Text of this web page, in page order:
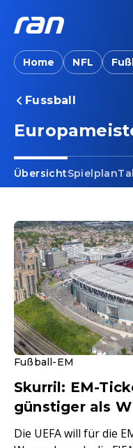
Home NFL
Fussball
ÜbersichtSpielplan
Fußball-EM
Skurril: EM-
günstiger als
Die UEFA will für die